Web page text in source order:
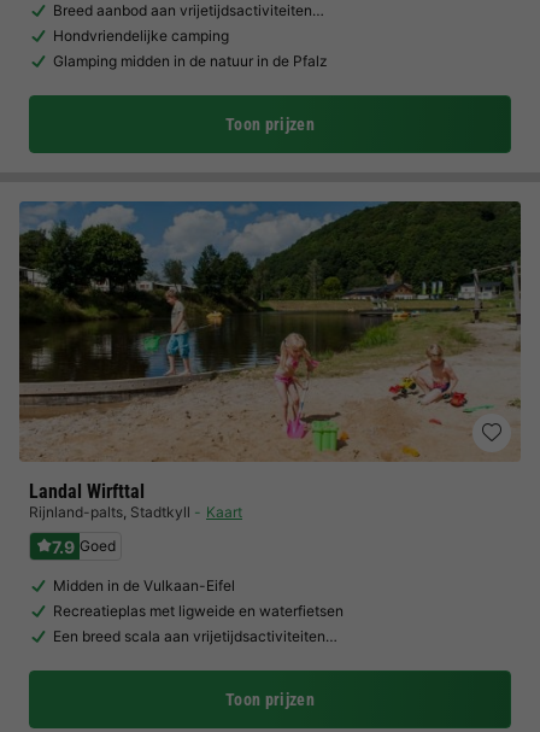
Breed aanbod aan vrijetijdsactiviteiten…
Hondvriendelijke camping
Glamping midden in de natuur in de Pfalz
Toon prijzen
Landal Wirfttal
Rijnland-palts, Stadtkyll Kaart
7.9 Goed
Midden in de Vulkaan-Eifel
Recreatieplas met ligweide en waterfietsen
Een breed scala aan vrijetijdsactiviteiten…
Toon prijzen